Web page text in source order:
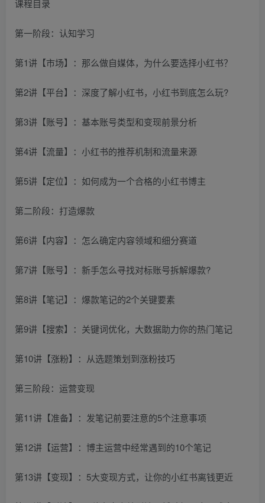
课程目录
第一阶段：认知学习
第1讲【市场】：那么做自媒体，为什么要选择小红书？
第2讲【平台】：深度了解小红书，小红书到底怎么玩?
第3讲【账号】：基本账号类型和变现前景分析
第4讲【流量】：小红书的推荐机制和流量来源
第5讲【定位】：如何成为一个合格的小红书博主
第二阶段：打造爆款
第6讲【内容】：怎么确定内容领域和细分赛道
第7讲【账号】：新手怎么寻找对标账号拆解爆款?
第8讲【笔记】：爆款笔记的2个关键要素
第9讲【搜索】：关键词优化，大数据助力你的热门笔记
第10讲【涨粉】：从选题策划到涨粉技巧
第三阶段：运营变现
第11讲【准备】：发笔记前要注意的5个注意事项
第12讲【运营】：博主运营中经常遇到的10个笔记
第13讲【变现】：5大变现方式，让你的小红书离钱更近